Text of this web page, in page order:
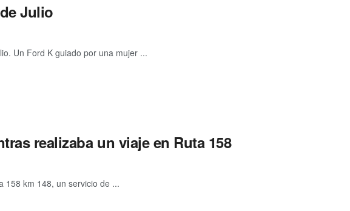
Julio
Un Ford K guiado por una mujer ...
realizaba un viaje en Ruta 158
158 km 148, un servicio de ...